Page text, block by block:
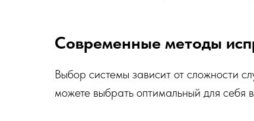
Современные методы
Выбор системы зависит от сложности
можете выбрать оптимальный для себя